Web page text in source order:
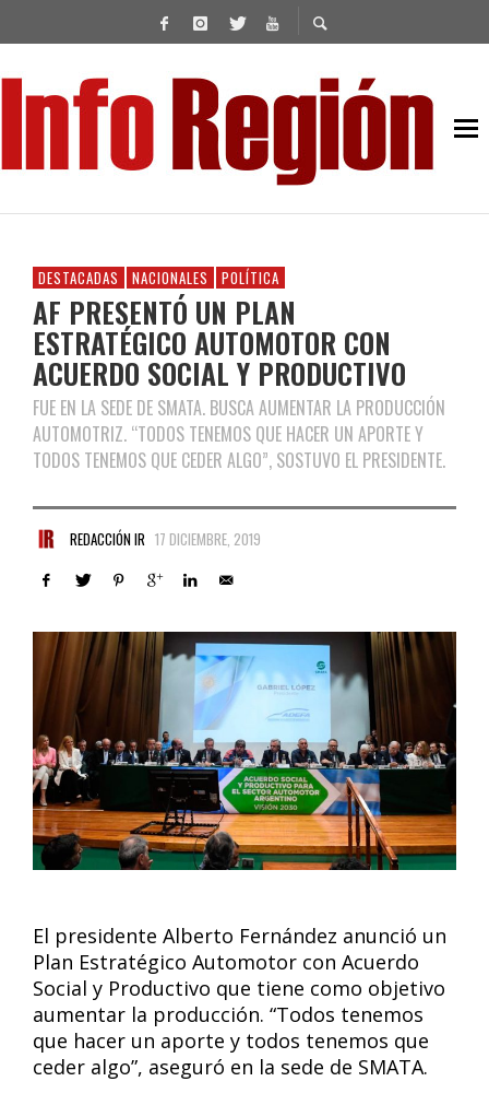
DESTACADAS NACIONALES POLÍTICA
AF PRESENTÓ UN PLAN
ESTRATÉGICO AUTOMOTOR CON
ACUERDO SOCIAL Y PRODUCTIVO
FUE EN LA SEDE DE SMATA. BUSCA AUMENTAR LA PRODUCCIÓN
AUTOMOTRIZ. “TODOS TENEMOS QUE HACER UN APORTE Y
TODOS TENEMOS QUE CEDER ALGO”, SOSTUVO EL PRESIDENTE.
REDACCIÓN IR 17 DICIEMBRE, 2019
El presidente Alberto Fernández anunció un
Plan Estratégico Automotor con Acuerdo
Social y Productivo que tiene como objetivo
aumentar la producción. “Todos tenemos
que hacer un aporte y todos tenemos que
ceder algo”, aseguró en la sede de SMATA.